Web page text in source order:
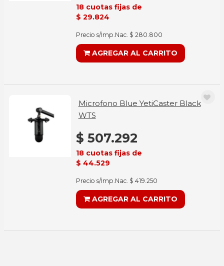
18 cuotas fijas de
$ 29.824
Precio s/Imp.Nac. $ 280.800
AGREGAR AL CARRITO
Microfono Blue YetiCaster Black
WTS
$ 507.292
18 cuotas fijas de
$ 44.529
Precio s/Imp.Nac. $ 419.250
AGREGAR AL CARRITO